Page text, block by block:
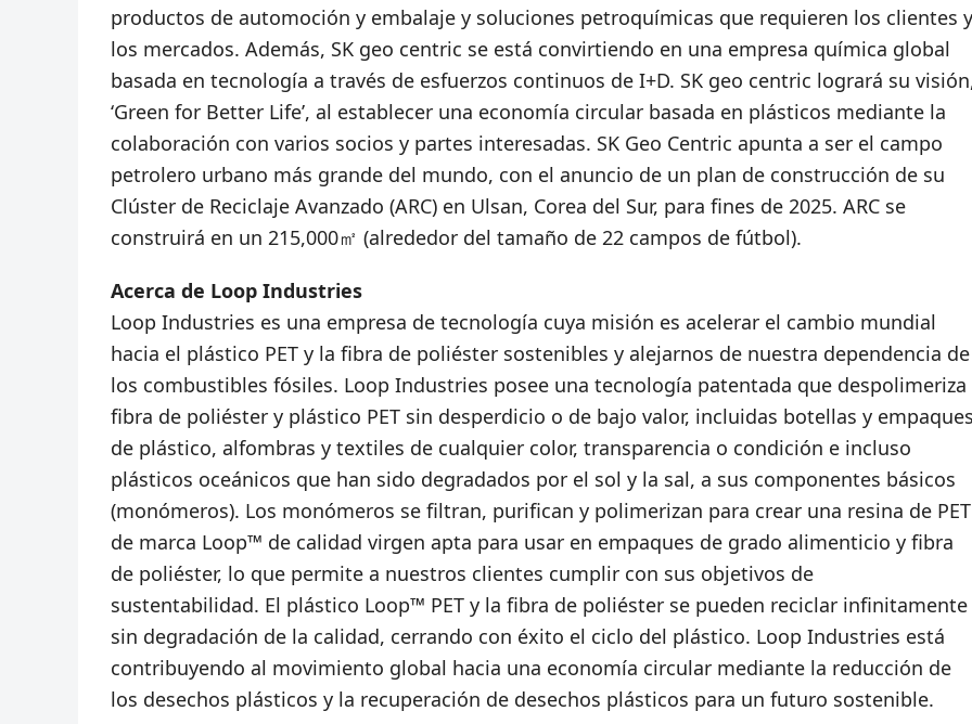
productos de automoción y embalaje y soluciones petroquímicas que requieren los clientes y
los mercados. Además, SK geo centric se está convirtiendo en una empresa química global
basada en tecnología a través de esfuerzos continuos de I+D. SK geo centric logrará su
‘Green for Better Life’, al establecer una economía circular basada en plásticos mediante la
colaboración con varios socios y partes interesadas. SK Geo Centric apunta a ser el campo
petrolero urbano más grande del mundo, con el anuncio de un plan de construcción de su
Clúster de Reciclaje Avanzado (ARC) en Ulsan, Corea del Sur, para fines de 2025. ARC se
construirá en un 215,000㎡ (alrededor del tamaño de 22 campos de fútbol).
Acerca de Loop Industries
Loop Industries es una empresa de tecnología cuya misión es acelerar el cambio mundial
hacia el plástico PET y la fibra de poliéster sostenibles y alejarnos de nuestra dependencia de
los combustibles fósiles. Loop Industries posee una tecnología patentada que despolimeriza
fibra de poliéster y plástico PET sin desperdicio o de bajo valor, incluidas botellas y
de plástico, alfombras y textiles de cualquier color, transparencia o condición e incluso
plásticos oceánicos que han sido degradados por el sol y la sal, a sus componentes básicos
(monómeros). Los monómeros se filtran, purifican y polimerizan para crear una resina de PET
de marca Loop™ de calidad virgen apta para usar en empaques de grado alimenticio y fibra
de poliéster, lo que permite a nuestros clientes cumplir con sus objetivos de
sustentabilidad. El plástico Loop™ PET y la fibra de poliéster se pueden reciclar infinitamente
sin degradación de la calidad, cerrando con éxito el ciclo del plástico. Loop Industries está
contribuyendo al movimiento global hacia una economía circular mediante la reducción de
los desechos plásticos y la recuperación de desechos plásticos para un futuro sostenible.